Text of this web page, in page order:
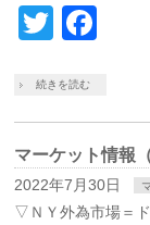
Twitter
続きを読む
マーケット情報
2022年7月30日
▽ＮＹ外為市場＝